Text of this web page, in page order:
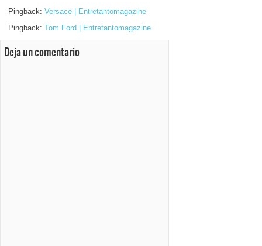
Pingback:Versace | Entretantomagazine
Pingback:Tom Ford | Entretantomagazine
Deja un comentario